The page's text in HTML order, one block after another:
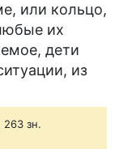
или кольцо,
их
дети
из
зн.